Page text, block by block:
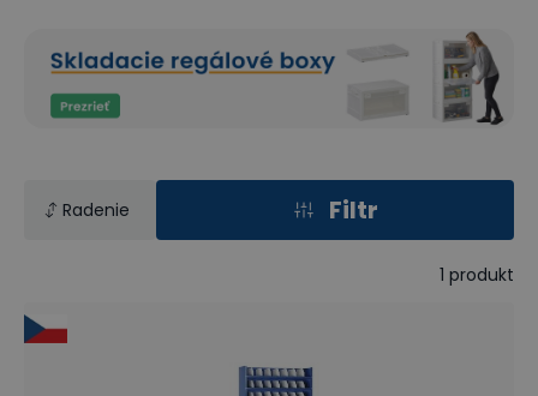
Radenie Filtr
1 produkt